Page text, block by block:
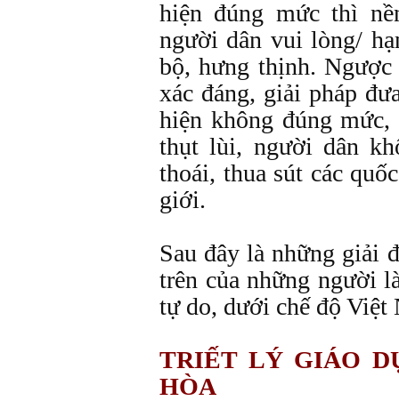
hiện đúng mức thì
người dân vui lòng/
bộ, hưng thịnh.
xác đáng, giải pháp
hiện không đúng
thụt lùi, người dân
thoái, thua sút các
giới.
Sau đây là những giải
trên của những người
tự do, dưới chế độ Việt
TRIẾT LÝ GIÁO
HÒA